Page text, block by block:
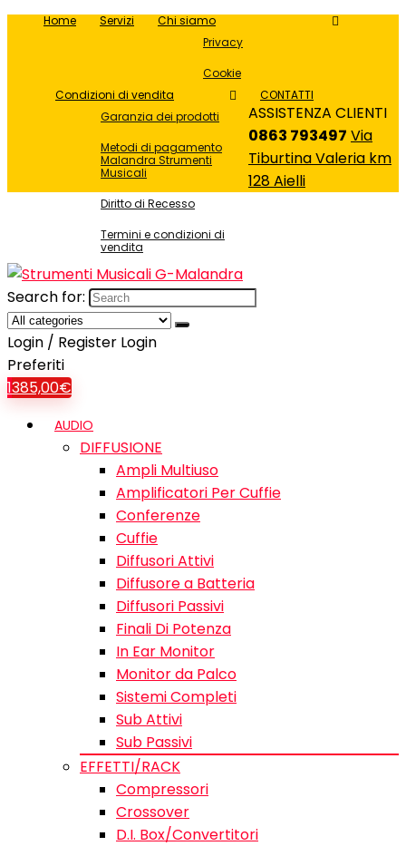
Home Servizi
Chi siamo
Privacy
Cookie
Condizioni di vendita
Garanzia dei prodotti
Metodi di pagamento
Malandra Strumenti
Musicali
Diritto di Recesso
Termini e condizioni di
vendita
CONTATTI
ASSISTENZA CLIENTI
0863 793497 Via
Tiburtina Valeria km
128 Aielli
Search for:
Login / Register Login
Preferiti
1385,00€
AUDIO
DIFFUSIONE
Ampli Multiuso
Amplificatori Per Cuffie
Conferenze
Cuffie
Diffusori Attivi
Diffusore a Batteria
Diffusori Passivi
Finali Di Potenza
In Ear Monitor
Monitor da Palco
Sistemi Completi
Sub Attivi
Sub Passivi
EFFETTI/RACK
Compressori
Crossover
D.I. Box/Convertitori